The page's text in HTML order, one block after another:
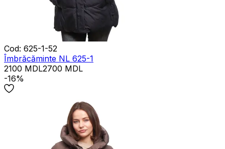
Cod: 625-1-52
Îmbrăcăminte NL 625-1
2100 MDL2700 MDL
-16%